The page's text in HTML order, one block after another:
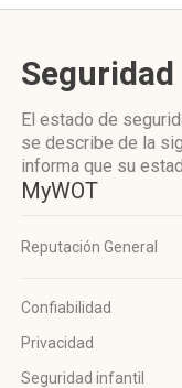
Seguridad
El estado de
se describe de la
informa que su
MyWOT
Reputación General
Confiabilidad
Privacidad
Seguridad infantil